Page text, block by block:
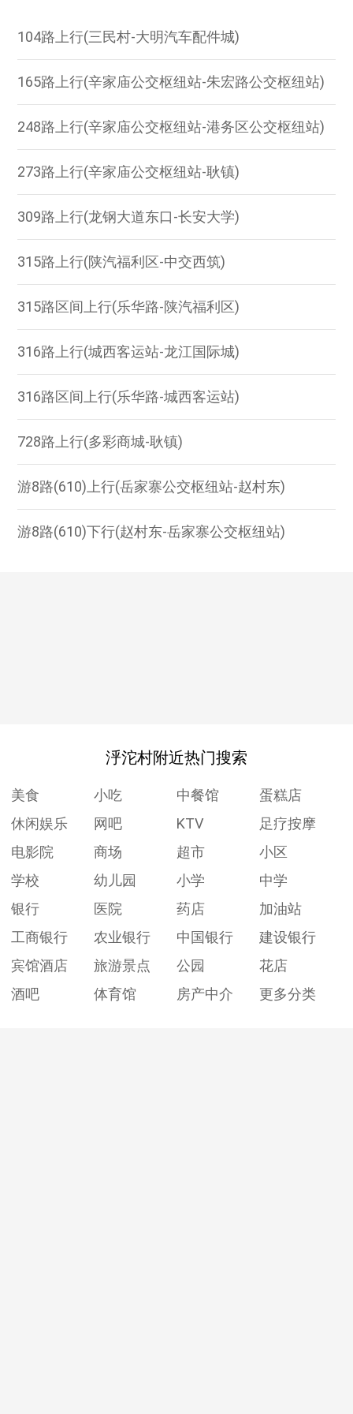
104路上行(三民村-大明汽车配件城)
165路上行(辛家庙公交枢纽站-朱宏路公交枢纽站)
248路上行(辛家庙公交枢纽站-港务区公交枢纽站)
273路上行(辛家庙公交枢纽站-耿镇)
309路上行(龙钢大道东口-长安大学)
315路上行(陕汽福利区-中交西筑)
315路区间上行(乐华路-陕汽福利区)
316路上行(城西客运站-龙江国际城)
316路区间上行(乐华路-城西客运站)
728路上行(多彩商城-耿镇)
游8路(610)上行(岳家寨公交枢纽站-赵村东)
游8路(610)下行(赵村东-岳家寨公交枢纽站)
泘沱村附近热门搜索
美食 小吃 中餐馆
蛋糕店
休闲娱乐
网吧 KTV
足疗按摩
电影院
商场 超市
小区
学校
幼儿园 小学
中学
银行
医院 药店
加油站
工商银行
农业银行 中国银行
建设银行
宾馆酒店
旅游景点 公园
花店
酒吧
体育馆 房产中介 更多分类